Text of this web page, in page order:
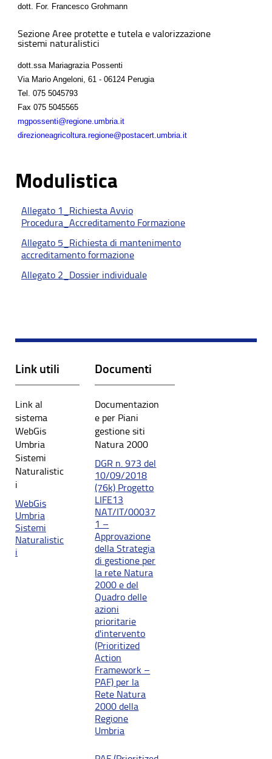
dott. For. Francesco Grohmann
Sezione Aree protette e tutela e valorizzazione
sistemi naturalistici
dott.ssa Mariagrazia Possenti
Via Mario Angeloni, 61 - 06124 Perugia
Tel. 075 5045793
Fax 075 5045565
mgpossenti@regione.umbria.it
direzioneagricoltura.regione@postacert.umbria.it
Modulistica
Allegato 1_Richiesta Avvio
Procedura_Accreditamento Formazione
Allegato 5_Richiesta di mantenimento
accreditamento formazione
Allegato 2_Dossier individuale
Link utili
Link al
sistema
WebGis
Umbria
Sistemi
Naturalistic
i
WebGis
Umbria
Sistemi
Naturalistic
i
Documenti
Documentazion
e per Piani
gestione siti
Natura 2000
DGR n. 973 del
10/09/2018
(76k) Progetto
LIFE13
NAT/IT/00037
1 –
Approvazione
della Strategia
di gestione per
la rete Natura
2000 e del
Quadro delle
azioni
prioritarie
d'intervento
(Prioritized
Action
Framework –
PAF) per la
Rete Natura
2000 della
Regione
Umbria